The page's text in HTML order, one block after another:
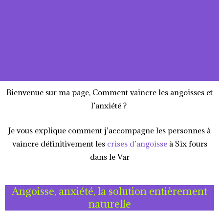
Bienvenue sur ma page, Comment vaincre les angoisses et
l’anxiété ?
Je vous explique comment j’accompagne les personnes à
vaincre définitivement les crises d’angoisseà Six fours
dans le Var
Angoisse, anxiété, la solution entièrement
naturelle